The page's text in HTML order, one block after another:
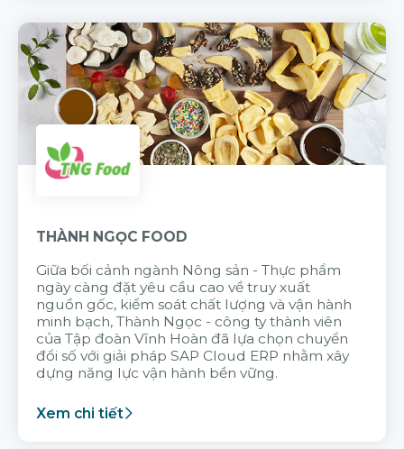
THÀNH NGỌC FOOD
Giữa bối cảnh ngành Nông sản - Thực phẩm
ngày càng đặt yêu cầu cao về truy xuất
nguồn gốc, kiểm soát chất lượng và vận hành
minh bạch, Thành Ngọc - công ty thành viên
của Tập đoàn Vĩnh Hoàn đã lựa chọn chuyển
đổi số với giải pháp SAP Cloud ERP nhằm xây
dựng năng lực vận hành bền vững.
Xem chi tiết